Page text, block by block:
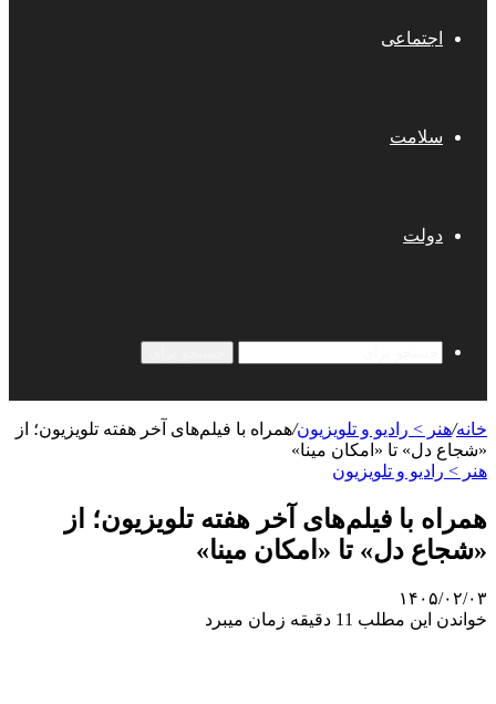
اجتماعی
سلامت
دولت
خانه/هنر > رادیو و تلویزیون/همراه با فیلم‌های آخر هفته تلویزیون؛ از
«شجاع دل» تا «امکان مینا»
هنر > رادیو و تلویزیون
همراه با فیلم‌های آخر هفته تلویزیون؛ از
«شجاع دل» تا «امکان مینا»
۱۴۰۵/۰۲/۰۳
خواندن این مطلب 11 دقیقه زمان میبرد